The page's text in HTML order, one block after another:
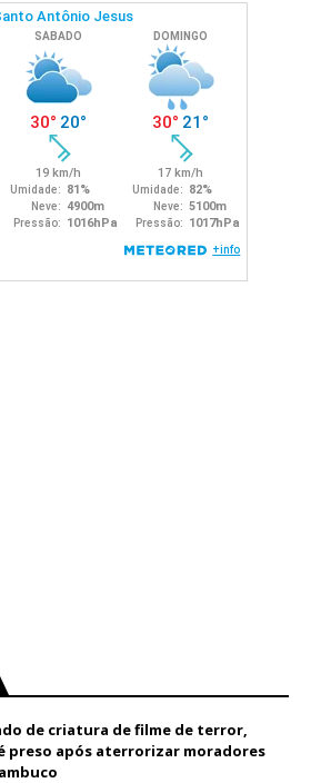
de criatura de filme de terror,
preso após aterrorizar moradores